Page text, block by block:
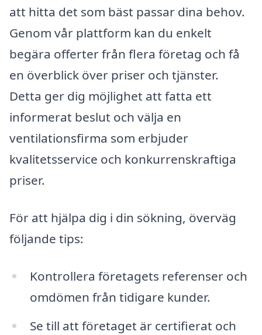
att hitta det som bäst passar dina behov.
Genom vår plattform kan du enkelt
begära offerter från flera företag och få
en överblick över priser och tjänster.
Detta ger dig möjlighet att fatta ett
informerat beslut och välja en
ventilationsfirma som erbjuder
kvalitetsservice och konkurrenskraftiga
priser.
För att hjälpa dig i din sökning, överväg
följande tips:
Kontrollera företagets referenser och
omdömen från tidigare kunder.
Se till att företaget är certifierat och